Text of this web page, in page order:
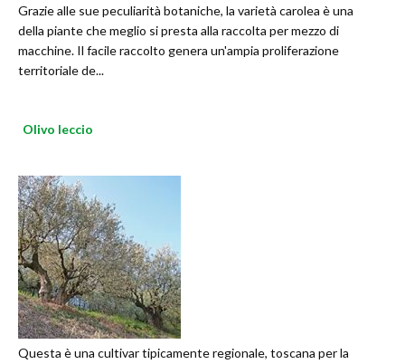
Grazie alle sue peculiarità botaniche, la varietà carolea è una
della piante che meglio si presta alla raccolta per mezzo di
macchine. Il facile raccolto genera un'ampia proliferazione
territoriale de...
Olivo leccio
Questa è una cultivar tipicamente regionale, toscana per la